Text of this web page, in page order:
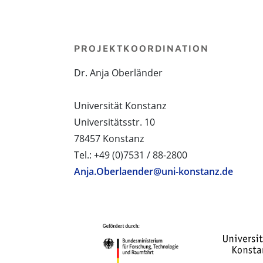
PROJEKTKOORDINATION
Dr. Anja Oberländer
Universität Konstanz
Universitätsstr. 10
78457 Konstanz
Tel.: +49 (0)7531 / 88-2800
Anja.Oberlaender@uni-konstanz.de